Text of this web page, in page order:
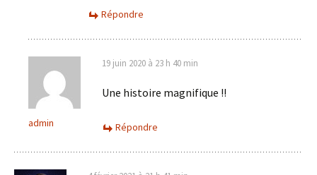
Répondre
admin
19 juin 2020 à 23 h 40 min
Une histoire magnifique !!
Répondre